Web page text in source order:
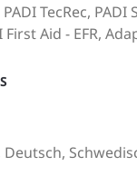
TecRec,
Aid - EFR,
Deutsch,